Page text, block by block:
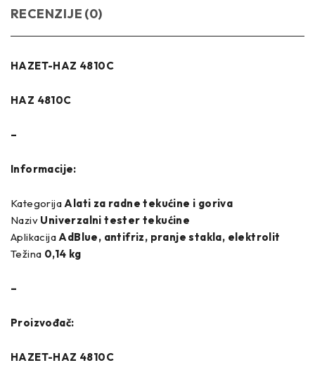
RECENZIJE (0)
HAZET-HAZ 4810C
HAZ 4810C
–
Informacije:
KategorijaAlati za radne tekućine i goriva
Naziv Univerzalni tester tekućine
AplikacijaAdBlue, antifriz, pranje stakla, elektrolit
Težina 0,14 kg
–
Proizvođač:
HAZET-HAZ 4810C